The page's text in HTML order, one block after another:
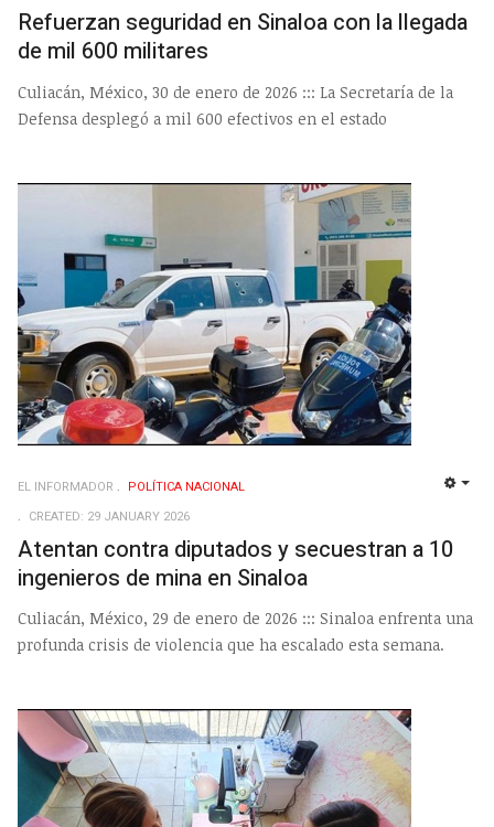
Refuerzan seguridad en Sinaloa con la llegada
de mil 600 militares
Culiacán, México, 30 de enero de 2026 ::: La Secretaría de la
Defensa desplegó a mil 600 efectivos en el estado
EL INFORMADOR
POLÍ­TICA NACIONAL
CREATED: 29 JANUARY 2026
Atentan contra diputados y secuestran a 10
ingenieros de mina en Sinaloa
Culiacán, México, 29 de enero de 2026 ::: Sinaloa enfrenta una
profunda crisis de violencia que ha escalado esta semana.